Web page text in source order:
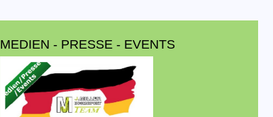
MEDIEN - PRESSE - EVENTS